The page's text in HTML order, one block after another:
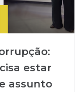
estar
assunto